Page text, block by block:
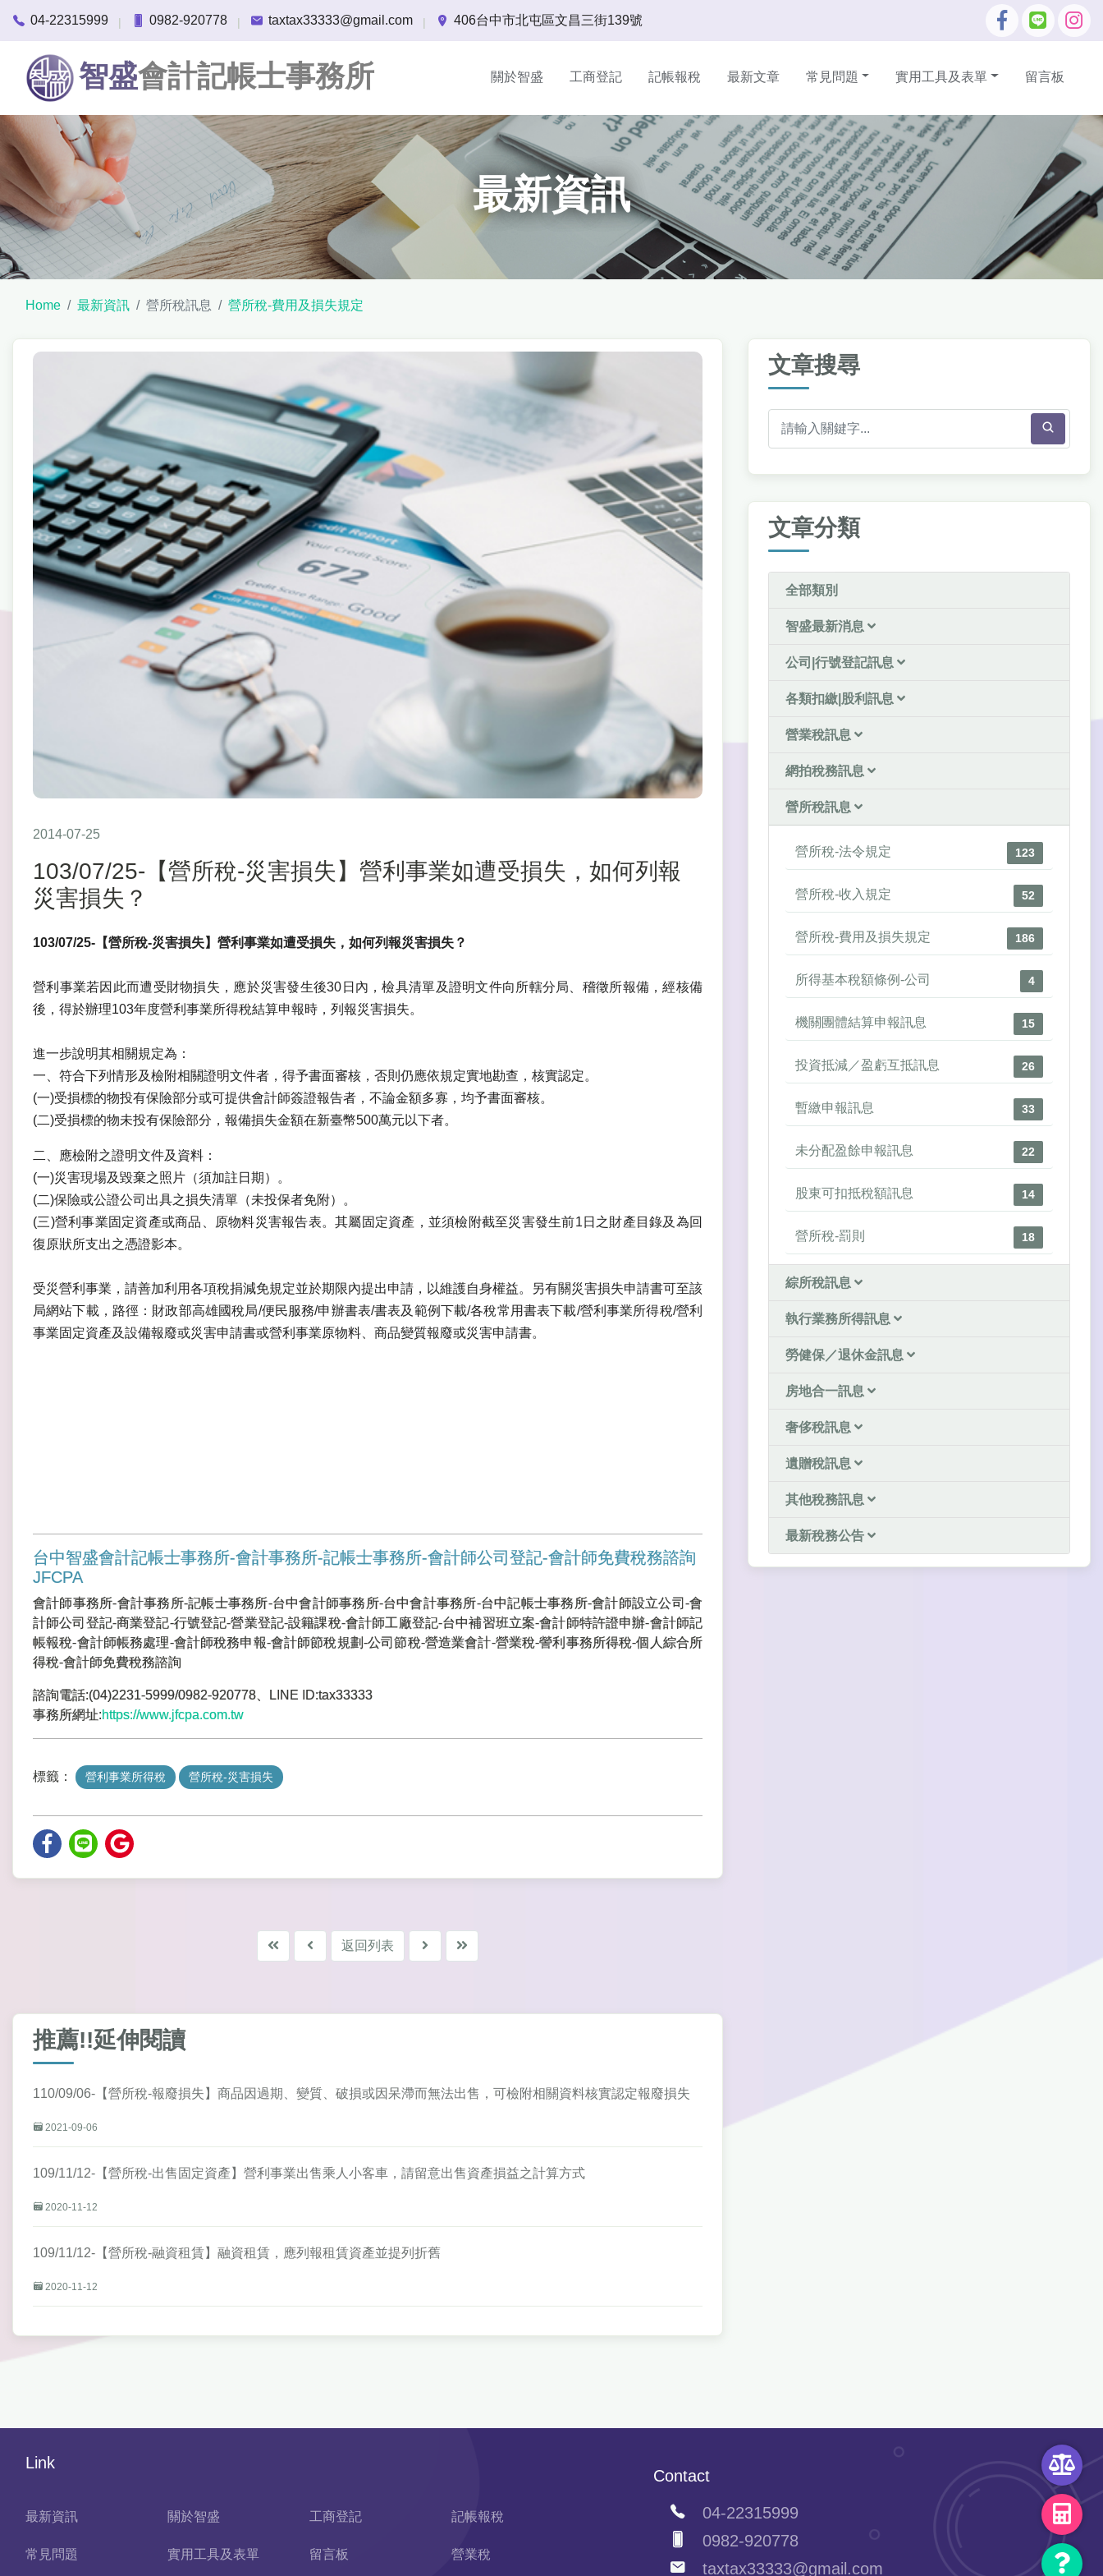
04-22315999 | 0982-920778 | taxtax33333@gmail.com | 406台中市北屯區文昌三街139號
智盛會計記帳士事務所 關於智盛 工商登記 記帳報稅 最新文章 常見問題 實用工具及表單 留言板
最新資訊
Home 最新資訊 營所稅訊息 營所稅-費用及損失規定
2014-07-25
103/07/25-【營所稅-災害損失】營利事業如遭受損失，如何列報
災害損失？
103/07/25-【營所稅-災害損失】營利事業如遭受損失，如何列報災害損失？
營利事業若因此而遭受財物損失，應於災害發生後30日內，檢具清單及證明文件向所轄分局、稽徵所報備，經核備
後，得於辦理103年度營利事業所得稅結算申報時，列報災害損失。
進一步說明其相關規定為：
一、符合下列情形及檢附相關證明文件者，得予書面審核，否則仍應依規定實地勘查，核實認定。
(一)受損標的物投有保險部分或可提供會計師簽證報告者，不論金額多寡，均予書面審核。
(二)受損標的物未投有保險部分，報備損失金額在新臺幣500萬元以下者。
二、應檢附之證明文件及資料：
(一)災害現場及毀棄之照片（須加註日期）。
(二)保險或公證公司出具之損失清單（未投保者免附）。
(三)營利事業固定資產或商品、原物料災害報告表。其屬固定資產，並須檢附截至災害發生前1日之財產目錄及為回
復原狀所支出之憑證影本。
受災營利事業，請善加利用各項稅捐減免規定並於期限內提出申請，以維護自身權益。另有關災害損失申請書可至該
局網站下載，路徑：財政部高雄國稅局/便民服務/申辦書表/書表及範例下載/各稅常用書表下載/營利事業所得稅/營利
事業固定資產及設備報廢或災害申請書或營利事業原物料、商品變質報廢或災害申請書。
台中智盛會計記帳士事務所-會計事務所-記帳士事務所-會計師公司登記-會計師免費稅務諮詢
JFCPA
會計師事務所-會計事務所-記帳士事務所-台中會計師事務所-台中會計事務所-台中記帳士事務所-會計師設立公司-會
計師公司登記-商業登記-行號登記-營業登記-設籍課稅-會計師工廠登記-台中補習班立案-會計師特許證申辦-會計師記
帳報稅-會計師帳務處理-會計師稅務申報-會計師節稅規劃-公司節稅-營造業會計-營業稅-謍利事務所得稅-個人綜合所
得稅-會計師免費稅務諮詢
諮詢電話:(04)2231-5999/0982-920778、LINE ID:tax33333
事務所網址:https://www.jfcpa.com.tw
標籤： 營利事業所得稅 營所稅-災害損失
返回列表
推薦!!延伸閱讀
110/09/06-【營所稅-報廢損失】商品因過期、變質、破損或因呆滯而無法出售，可檢附相關資料核實認定報廢損失
2021-09-06
109/11/12-【營所稅-出售固定資產】營利事業出售乘人小客車，請留意出售資產損益之計算方式
2020-11-12
109/11/12-【營所稅-融資租賃】融資租賃，應列報租賃資產並提列折舊
2020-11-12
文章搜尋
文章分類
全部類別
智盛最新消息
公司|行號登記訊息
各類扣繳|股利訊息
營業稅訊息
網拍稅務訊息
營所稅訊息
營所稅-法令規定 123
營所稅-收入規定 52
營所稅-費用及損失規定 186
所得基本稅額條例-公司 4
機關團體結算申報訊息 15
投資抵減／盈虧互抵訊息 26
暫繳申報訊息 33
未分配盈餘申報訊息 22
股東可扣抵稅額訊息 14
營所稅-罰則 18
綜所稅訊息
執行業務所得訊息
勞健保／退休金訊息
房地合一訊息
奢侈稅訊息
遺贈稅訊息
其他稅務訊息
最新稅務公告
Link
最新資訊 關於智盛 工商登記 記帳報稅
常見問題 實用工具及表單 留言板 營業稅
Contact
04-22315999
0982-920778
taxtax33333@gmail.com